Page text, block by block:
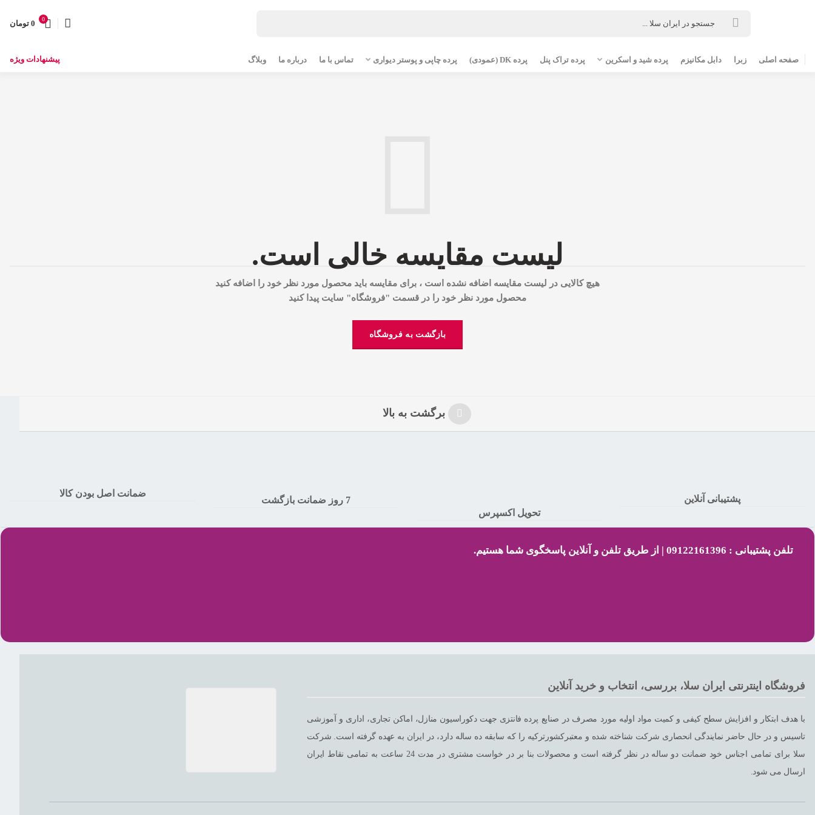
0
0 تومان
صفحه اصلی زبرا دابل مکانیزم پرده شید و اسکرین پرده تراک پنل پرده DK (عمودی) پرده چاپی و پوستر دیواری تماس با ما درباره ما وبلاگ پیشنهادات ویژه
لیست مقایسه خالی است.
هیچ کالایی در لیست مقایسه اضافه نشده است ، برای مقایسه باید محصول مورد نظر خود را اضافه کنید
محصول مورد نظر خود را در قسمت "فروشگاه" سایت پیدا کنید
بازگشت به فروشگاه
برگشت به بالا
ضمانت اصل بودن کالا
7 روز ضمانت بازگشت
تحویل اکسپرس
پشتیبانی آنلاین
تلفن پشتیبانی : 09122161396 | از طریق تلفن و آنلاین پاسخگوی شما هستیم.
فروشگاه اینترنتی ایران سلا، بررسی، انتخاب و خرید آنلاین
با هدف ابتکار و افزایش سطح کیفی و کمیت مواد اولیه مورد مصرف در صنایع پرده فانتزی جهت دکوراسیون منازل، اماکن تجاری، اداری و آموزشی
تاسیس و در حال حاضر نمایندگی انحصاری شرکت شناخته شده و معتبرکشورترکیه را که سابقه ده ساله دارد، در ایران به عهده گرفته است. شرکت
سلا برای تمامی اجناس خود ضمانت دو ساله در نظر گرفته است و محصولات بنا بر در خواست مشتری در مدت 24 ساعت به تمامی نقاط ایران
ارسال می شود.